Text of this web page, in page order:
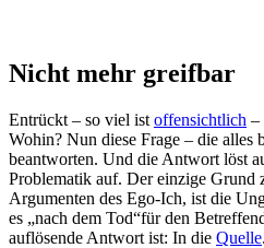
Nicht mehr greifbar
Entrückt – so viel ist offensichtlich –
Wohin? Nun diese Frage – die alles
beantworten. Und die Antwort löst
Problematik auf. Der einzige Grund
Argumenten des Ego-Ich, ist die
es „nach dem Tod“für den
auflösende Antwort ist: In die Quelle